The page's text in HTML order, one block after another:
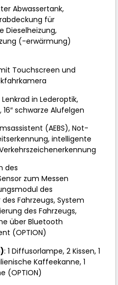
Abwassertank,
für
Dieselheizung,
(-erwärmung)
Touchscreen und
in Lederoptik,
schwarze Alufelgen
(AEBS), Not-
intelligente
des
zum Messen
des
Fahrzeugs, System
des Fahrzeugs,
über Bluetooth
(OPTION)
: 1 Diffusorlampe, 2 Kissen, 1
Kaffeekanne, 1
(OPTION)